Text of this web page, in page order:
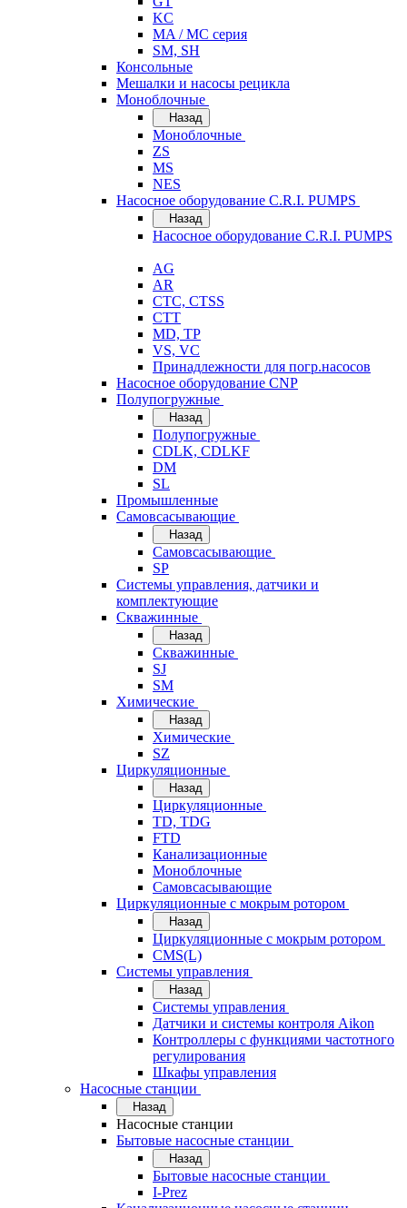
KC
MA / MC серия
SM, SH
Консольные
Мешалки и насосы рецикла
Моноблочные
Назад
Моноблочные
ZS
MS
NES
Насосное оборудование C.R.I. PUMPS
Назад
Насосное оборудование C.R.I. PUMPS
AG
AR
CTC, CTSS
CTT
MD, TP
VS, VC
Принадлежности для погр.насосов
Насосное оборудование CNP
Полупогружные
Назад
Полупогружные
CDLK, CDLKF
DM
SL
Промышленные
Самовсасывающие
Назад
Самовсасывающие
SP
Системы управления, датчики и
комплектующие
Скважинные
Назад
Скважинные
SJ
SM
Химические
Назад
Химические
SZ
Циркуляционные
Назад
Циркуляционные
TD, TDG
FTD
Канализационные
Моноблочные
Самовсасывающие
Циркуляционные с мокрым ротором
Назад
Циркуляционные с мокрым ротором
CMS(L)
Системы управления
Назад
Системы управления
Датчики и системы контроля Aikon
Контроллеры с функциями частотного
регулирования
Шкафы управления
Насосные станции
Назад
Насосные станции
Бытовые насосные станции
Назад
Бытовые насосные станции
I-Prez